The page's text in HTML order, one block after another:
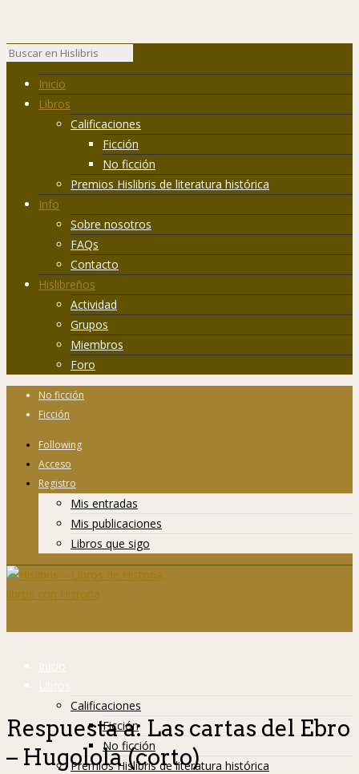
Inicio
Libros
Calificaciones
Ficción
No ficción
Premios Hislibris de literatura histórica
Info
Sobre nosotros
FAQs
Contacto
Hislibreños
Actividad
Grupos
Miembros
Foro
No ficción
Ficción
Following
Acceso
Registro
Mis entradas
Mis publicaciones
Libros que sigo
Inicio
Libros
Calificaciones
Ficción
No ficción
Premios Hislibris de literatura histórica
Respuesta a: Las cartas del Ebro
– Hugolola (corto)